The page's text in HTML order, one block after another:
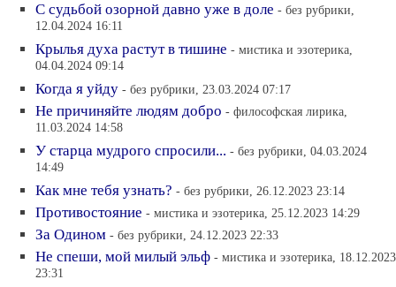
С судьбой озорной давно уже в доле - без рубрики,
12.04.2024 16:11
Крылья духа растут в тишине - мистика и эзотерика,
04.04.2024 09:14
Когда я уйду - без рубрики, 23.03.2024 07:17
Не причиняйте людям добро - философская лирика,
11.03.2024 14:58
У старца мудрого спросили... - без рубрики, 04.03.2024
14:49
Как мне тебя узнать? - без рубрики, 26.12.2023 23:14
Противостояние - мистика и эзотерика, 25.12.2023 14:29
За Одином - без рубрики, 24.12.2023 22:33
Не спеши, мой милый эльф - мистика и эзотерика, 18.12.2023
23:31